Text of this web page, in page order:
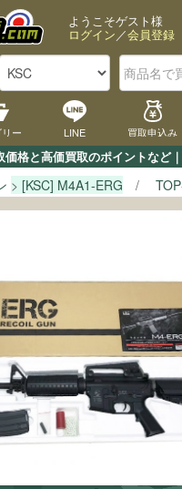
格と高価買取のポイントなど
ようこそゲスト様
ログイン／会員登録
ー LINE 買取申込み
[KSC] M4A1-ERG